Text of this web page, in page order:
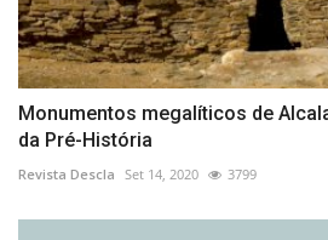
Monumentos megalíticos de
da Pré-História
Revista Descla Set 14, 2020 3799